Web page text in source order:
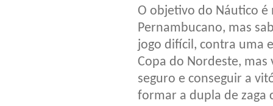
O objetivo do Náutico
Pernambucano, mas
jogo difícil, contra uma
Copa do Nordeste,
seguro e conseguir a
formar a dupla de zaga